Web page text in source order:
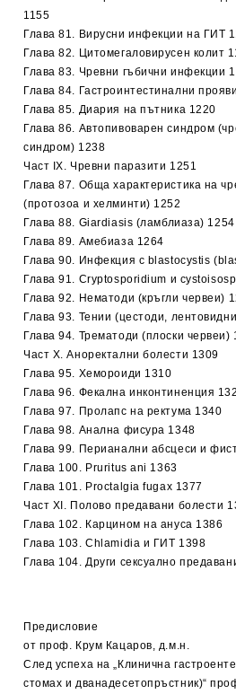
1155
Глава 81. Вирусни инфекции на ГИТ
Глава 82. Цитомегаловирусен колит
Глава 83. Чревни гъбични инфекции
Глава 84. Гастроинтестинални
Глава 85. Диария на пътника 1220
Глава 86. Автопивоварен синдром
синдром) 1238
Част ІХ. Чревни паразити 1251
Глава 87. Обща характеристика на
(протозоа и хелминти) 1252
Глава 88. Giardiasis (ламблиаза) 1254
Глава 89. Амебиаза 1264
Глава 90. Инфекция с blastocystis
Глава 91. Cryptosporidium и
Глава 92. Нематоди (кръгли червеи)
Глава 93. Тении (цестоди,
Глава 94. Трематоди (плоски червеи)
Част Х. Аноректални болести 1309
Глава 95. Хемороиди 1310
Глава 96. Фекална инконтиненция
Глава 97. Пролапс на ректума 1340
Глава 98. Анална фисура 1348
Глава 99. Перианални абсцеси и
Глава 100. Pruritus ani 1363
Глава 101. Рroctalgia fugax 1377
Част ХІ. Полово предавани болести
Глава 102. Карцином на ануса 1386
Глава 103. Chlamidia и ГИТ 1398
Глава 104. Други сексуално
Предисловие
от проф. Крум Кацаров, д.м.н.
След успеха на „Клинична
стомах и дванадесетопръстник)“